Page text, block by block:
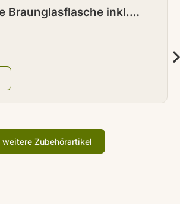
Braunglasflasche inkl.
weiß mit
weitere Zubehörartikel